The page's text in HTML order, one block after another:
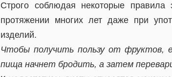
Строго соблюдая некоторые
протяжении многих лет даже при
изделий.
Чтобы получить пользу от фруктов,
пища начнет бродить, а затем